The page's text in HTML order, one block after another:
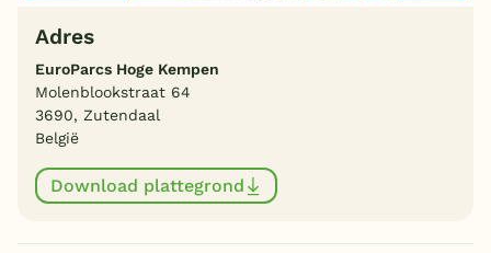
Adres
EuroParcs Hoge Kempen
Molenblookstraat 64
3690, Zutendaal
België
Download plattegrond